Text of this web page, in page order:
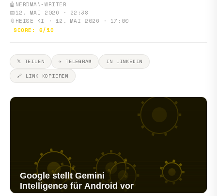
🤖 NERDMAN-WRITER
📅12. MAI 2026 · 22:38
📎 HEISE KI · 12. MAI 2026 · 17:00
SCORE: 6/10
𝕏 TEILEN ✈ TELEGRAM
IN LINKEDIN
🔗 LINK KOPIEREN